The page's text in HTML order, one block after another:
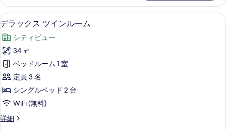
の
す
べ
て
の
写
真
を
表
ア
ダ
ブ
ル
ー
ム
の
詳
細
デ
ラ
ッ
ク
ス
ツ
イ
ル
6
デラックス ツインルーム
シティビュー
34 ㎡
ベッドルーム 1 室
定員 3 名
シングルベッド 2 台
WiFi (無料)
詳細
デ